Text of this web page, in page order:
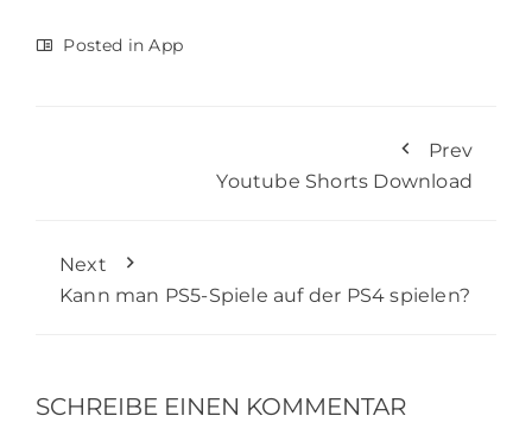
Posted inApp
Prev
Youtube Shorts Download
Next
Kann man PS5-Spiele auf der PS4 spielen?
SCHREIBE EINEN KOMMENTAR